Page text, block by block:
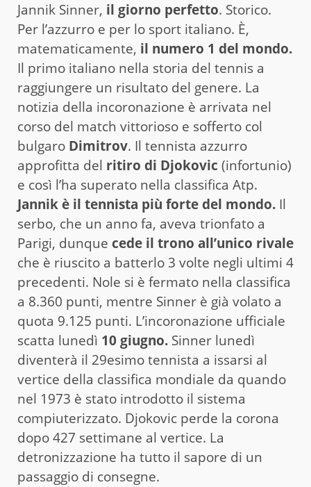
Jannik Sinner, il giorno perfetto. Storico.
Per l’azzurro e per lo sport italiano. È,
matematicamente, il numero 1 del mondo.
Il primo italiano nella storia del tennis a
raggiungere un risultato del genere. La
notizia della incoronazione è arrivata nel
corso del match vittorioso e sofferto col
bulgaro Dimitrov. Il tennista azzurro
approfitta del ritiro di Djokovic (infortunio)
e così l’ha superato nella classifica Atp.
Jannik è il tennista più forte del mondo. Il
serbo, che un anno fa, aveva trionfato a
Parigi, dunque cede il trono all’unico rivale
che è riuscito a batterlo 3 volte negli ultimi 4
precedenti. Nole si è fermato nella classifica
a 8.360 punti, mentre Sinner è già volato a
quota 9.125 punti. L’incoronazione ufficiale
scatta lunedì 10 giugno. Sinner lunedì
diventerà il 29esimo tennista a issarsi al
vertice della classifica mondiale da quando
nel 1973 è stato introdotto il sistema
compiuterizzato. Djokovic perde la corona
dopo 427 settimane al vertice. La
detronizzazione ha tutto il sapore di un
passaggio di consegne.